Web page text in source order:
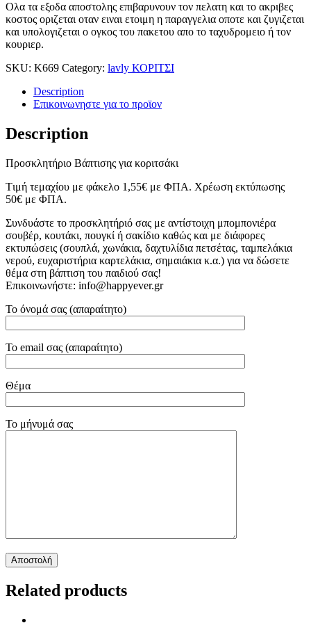
Ολα τα εξοδα αποστολης επιβαρυνουν τον πελατη και το ακριβες
κοστος οριζεται οταν ειναι ετοιμη η παραγγελια οποτε και ζυγιζεται
και υπολογιζεται ο ογκος του πακετου απο το ταχυδρομειο ή τον
κουριερ.
SKU: Κ669 Category: lavly ΚΟΡΙΤΣΙ
Description
Επικοινωνηστε για το προϊoν
Description
Προσκλητήριο Βάπτισης για κοριτσάκι
Tιμή τεμαχίου με φάκελο 1,55€ με ΦΠΑ. Χρέωση εκτύπωσης
50€ με ΦΠΑ.
Συνδυάστε το προσκλητήριό σας με αντίστοιχη μπομπονιέρα
σουβέρ, κουτάκι, πουγκί ή σακίδιο καθώς και με διάφορες
εκτυπώσεις (σουπλά, χωνάκια, δαχτυλίδια πετσέτας, ταμπελάκια
νερού, ευχαριστήρια καρτελάκια, σημαιάκια κ.α.) για να δώσετε
θέμα στη βάπτιση του παιδιού σας!
Επικοινωνήστε: info@happyever.gr
Το όνομά σας (απαραίτητο)
Το email σας (απαραίτητο)
Θέμα
Το μήνυμά σας
Related products